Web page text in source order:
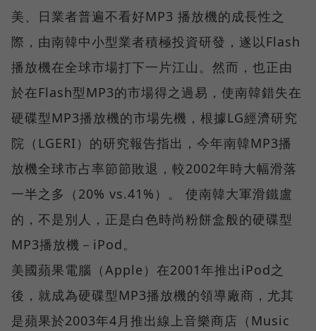
美、日業者普遍不看好MP3 播放機的成長性之
際，由南韓中小型業者積極投資研發，遂以Flash
播放機在全球市場打下一片江山。然而，也正由
於在Flash型MP3的市場得之過易，使南韓錯失在
硬碟型MP3播放機的市場先機，根據LG經濟研究
院（LGERI）的研究報告指出，今年南韓MP3播
放機全球市占率節節敗退，較2002年時大幅滑落
一半之多（20% vs.41%）。 使南韓大軍滑鐵盧
的，不是別人，正是白色時尚粉餅盒般的硬碟型
MP3播放機－iPod。
美國蘋果電腦（Apple）在2001年推出iPod之
後，就成為硬碟型MP3播放機的領導廠商，尤其
是蘋果於2003年4月推出線上音樂商店（Music